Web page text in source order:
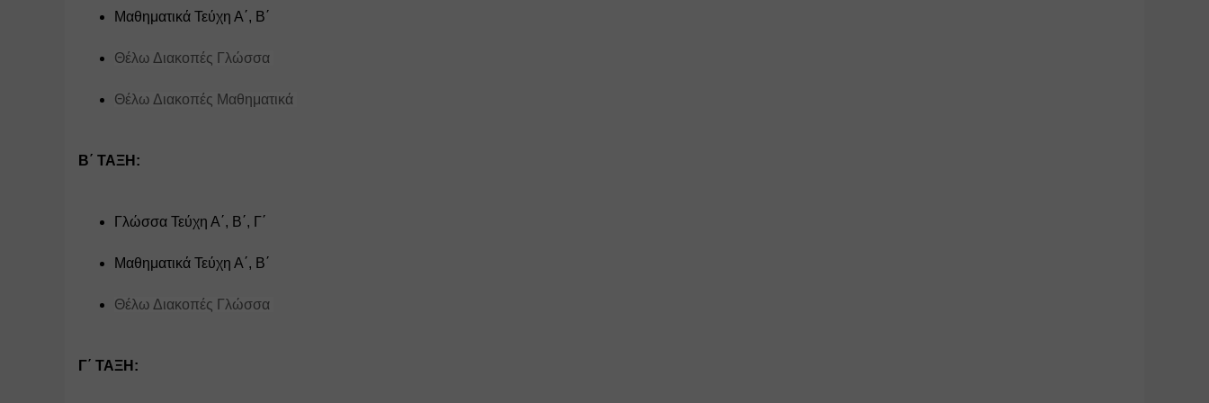
Μαθηματικά Τεύχη Α΄, Β΄
Θέλω Διακοπές Γλώσσα
Θέλω Διακοπές Μαθηματικά
Β΄ ΤΑΞΗ:
Γλώσσα Τεύχη Α΄, Β΄, Γ΄
Μαθηματικά Τεύχη Α΄, Β΄
Θέλω Διακοπές Γλώσσα
Γ΄ ΤΑΞΗ: